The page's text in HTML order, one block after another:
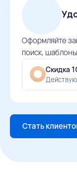
Оформляйте
поиск,
Скидка
Стать